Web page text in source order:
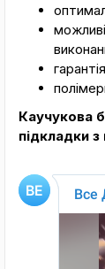
Каучукова
підкладки